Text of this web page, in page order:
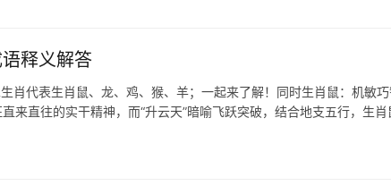
释义解答
肖代表生肖鼠、龙、鸡、猴、羊；一起来了解！同时生肖鼠：机敏
来直往的实干精神，而“升云天”暗喻飞跃突破，结合地支五行，生肖